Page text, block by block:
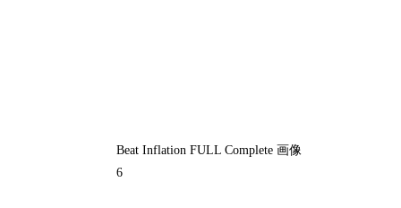
Beat Inflation FULL Complete 画像
6